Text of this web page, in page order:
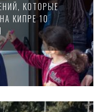
КОТОРЫЕ
КИПРЕ 10